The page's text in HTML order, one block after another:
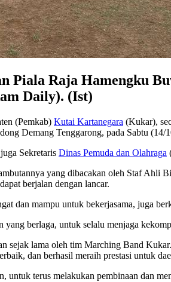
Piala Raja Hamengku
Daily). (Ist)
(Pemkab) Kutai Kartanegara (Kukar),
Demang Tenggarong, pada Sabtu (14/
Sekretaris Dinas Pemuda dan Olahraga
yang dibacakan oleh Staf Ahli
berjalan dengan lancar.
dan mampu untuk bekerjasama, juga
berlaga, untuk selalu menjaga
sejak lama oleh tim Marching Band
dan berhasil meraih prestasi untuk
untuk terus melakukan pembinaan dan